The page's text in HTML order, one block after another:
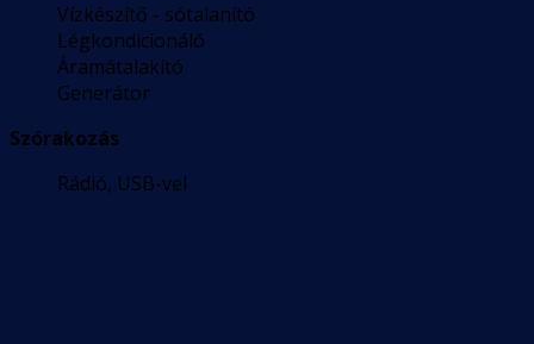
Vízkészítő - sótalanító
Légkondicionáló
Áramátalakító
Generátor
Szórakozás
Rádió, USB-vel